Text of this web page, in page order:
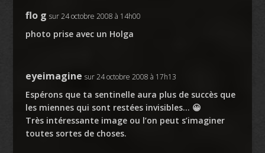
flo g sur 24 octobre 2008 à 14h00
photo prise avec un Holga
eyeimagine sur 24 octobre 2008 à 17h13
Espérons que ta sentinelle aura plus de succès que
les miennes qui sont restées invisibles… 😀
Très intéressante image ou l’on peut s’imaginer
toutes sortes de choses.